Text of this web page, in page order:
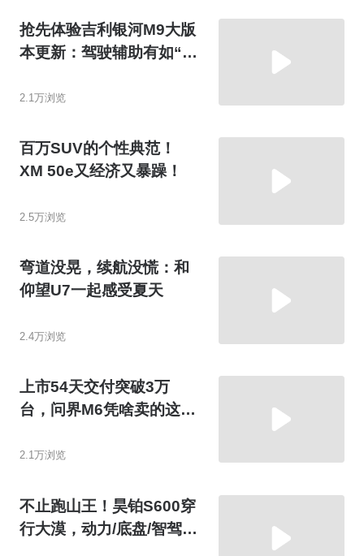
抢先体验吉利银河M9大版
本更新：驾驶辅助有如“穿
2.1万浏览
百万SUV的个性典范！
XM 50e又经济又暴躁！
2.5万浏览
弯道没晃，续航没慌：和
仰望U7一起感受夏天
2.4万浏览
上市54天交付突破3万
台，问界M6凭啥卖的这么
2.1万浏览
不止跑山王！昊铂S600穿
行大漠，动力/底盘/智驾皆